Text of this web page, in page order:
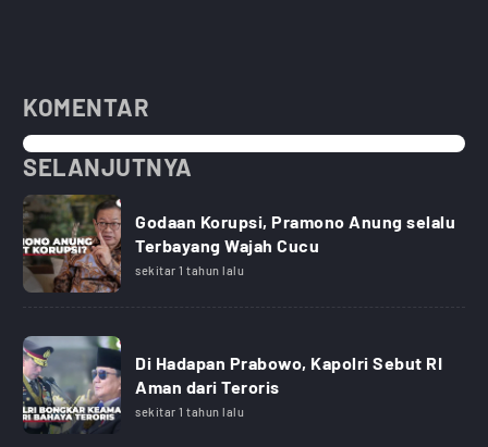
KOMENTAR
SELANJUTNYA
Godaan Korupsi, Pramono Anung selalu
Terbayang Wajah Cucu
sekitar 1 tahun lalu
Di Hadapan Prabowo, Kapolri Sebut RI
Aman dari Teroris
sekitar 1 tahun lalu